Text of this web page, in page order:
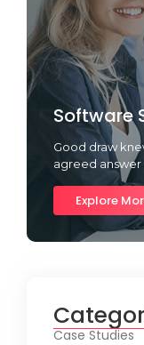
Software
Good draw
agreed
Explore
Case Studies